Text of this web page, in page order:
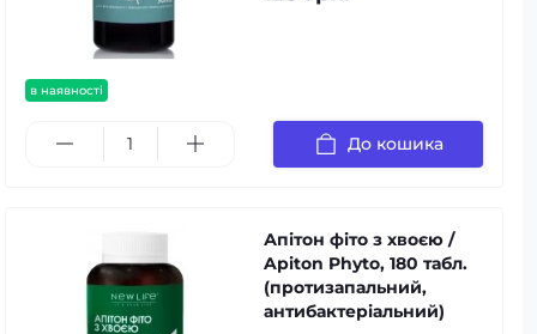
в наявності
До кошика
Апітон фіто з хвоєю /
Apiton Phyto, 180 табл.
(протизапальний,
антибактеріальний)